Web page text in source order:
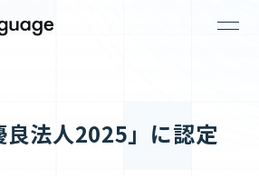
良法人2025」に認定